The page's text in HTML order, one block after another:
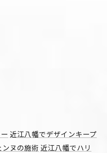
近江八幡でデザインキープ
ヌの施術 近江八幡でハリ